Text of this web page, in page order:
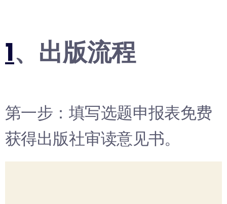
1、出版流程
第一步：填写选题申报表免费
获得出版社审读意见书。